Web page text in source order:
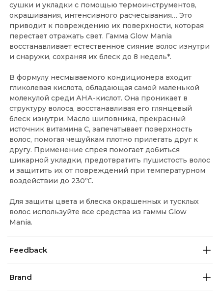
сушки и укладки с помощью термоинструментов,
окрашивания, интенсивного расчесывания… Это
приводит к повреждению их поверхности, которая
перестает отражать свет. Гамма Glow Mania
восстанавливает естественное сияние волос изнутри
и снаружи, сохраняя их блеск до 8 недель*.
В формулу несмываемого кондиционера входит
гликолевая кислота, обладающая самой маленькой
молекулой среди АНА-кислот. Она проникает в
структуру волоса, восстанавливая его глянцевый
блеск изнутри. Масло шиповника, прекрасный
источник витамина С, запечатывает поверхность
волос, помогая чешуйкам плотно прилегать друг к
другу. Применение спрея помогает добиться
шикарной укладки, предотвратить пушистость волос
и защитить их от повреждений при температурном
воздействии до 230℃.
Для защиты цвета и блеска окрашенных и тусклых
волос используйте все средства из гаммы Glow
Mania.
Feedback
Brand